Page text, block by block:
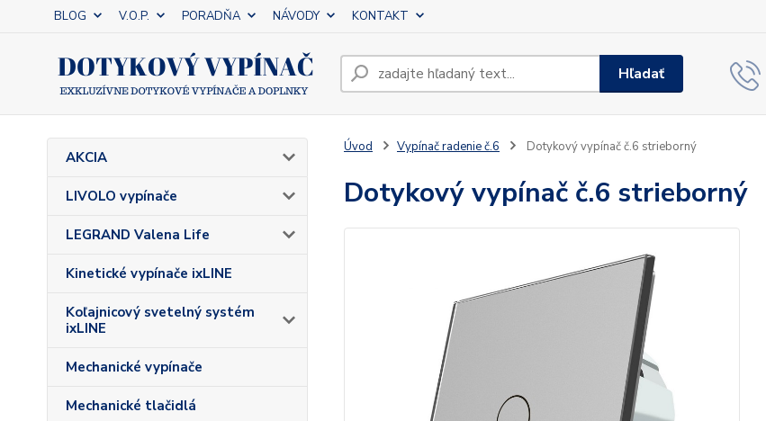
BLOG V.O.P. PORADŇA NÁVODY KONTAKT
Hľadať
AKCIA
LIVOLO vypínače
LEGRAND Valena Life
Kinetické vypínače ixLINE
Koľajnicový svetelný systém
ixLINE
Mechanické vypínače
Mechanické tlačidlá
Úvod Vypínač radenie č.6 Dotykový vypínač č.6 strieborný
Dotykový vypínač č.6 strieborný